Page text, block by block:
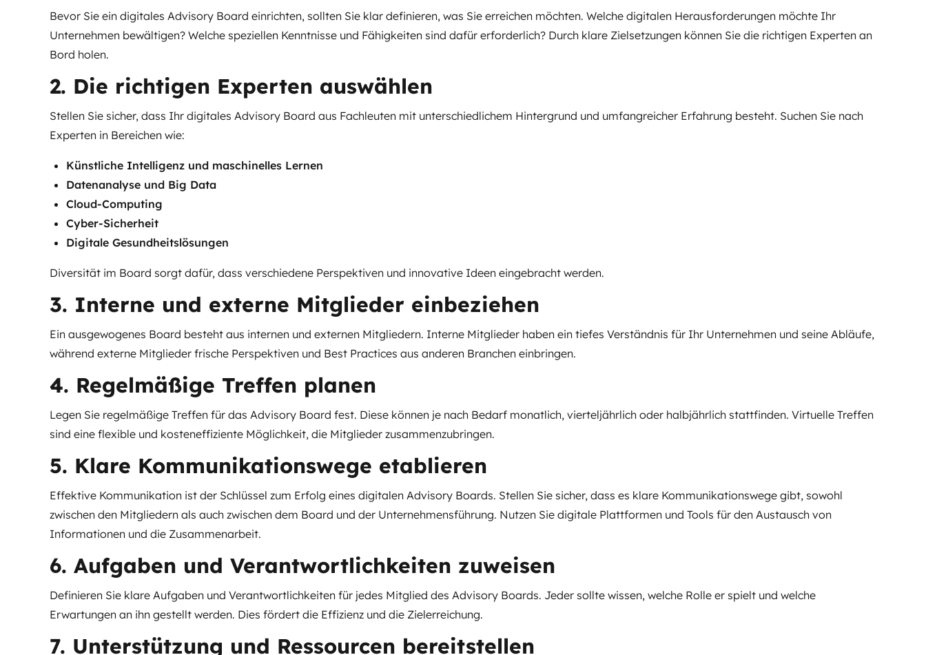
Bevor Sie ein digitales Advisory Board einrichten, sollten Sie klar definieren, was Sie erreichen möchten. Welche digitalen Herausforderungen möchte Ihr
Unternehmen bewältigen? Welche speziellen Kenntnisse und Fähigkeiten sind dafür erforderlich? Durch klare Zielsetzungen können Sie die richtigen Experten an
Bord holen.
2. Die richtigen Experten auswählen
Stellen Sie sicher, dass Ihr digitales Advisory Board aus Fachleuten mit unterschiedlichem Hintergrund und umfangreicher Erfahrung besteht. Suchen Sie nach
Experten in Bereichen wie:
Künstliche Intelligenz und maschinelles Lernen
Datenanalyse und Big Data
Cloud-Computing
Cyber-Sicherheit
Digitale Gesundheitslösungen
Diversität im Board sorgt dafür, dass verschiedene Perspektiven und innovative Ideen eingebracht werden.
3. Interne und externe Mitglieder einbeziehen
Ein ausgewogenes Board besteht aus internen und externen Mitgliedern. Interne Mitglieder haben ein tiefes Verständnis für Ihr Unternehmen und seine Abläufe,
während externe Mitglieder frische Perspektiven und Best Practices aus anderen Branchen einbringen.
4. Regelmäßige Treffen planen
Legen Sie regelmäßige Treffen für das Advisory Board fest. Diese können je nach Bedarf monatlich, vierteljährlich oder halbjährlich stattfinden. Virtuelle Treffen
sind eine flexible und kosteneffiziente Möglichkeit, die Mitglieder zusammenzubringen.
5. Klare Kommunikationswege etablieren
Effektive Kommunikation ist der Schlüssel zum Erfolg eines digitalen Advisory Boards. Stellen Sie sicher, dass es klare Kommunikationswege gibt, sowohl
zwischen den Mitgliedern als auch zwischen dem Board und der Unternehmensführung. Nutzen Sie digitale Plattformen und Tools für den Austausch von
Informationen und die Zusammenarbeit.
6. Aufgaben und Verantwortlichkeiten zuweisen
Definieren Sie klare Aufgaben und Verantwortlichkeiten für jedes Mitglied des Advisory Boards. Jeder sollte wissen, welche Rolle er spielt und welche
Erwartungen an ihn gestellt werden. Dies fördert die Effizienz und die Zielerreichung.
7. Unterstützung und Ressourcen bereitstellen